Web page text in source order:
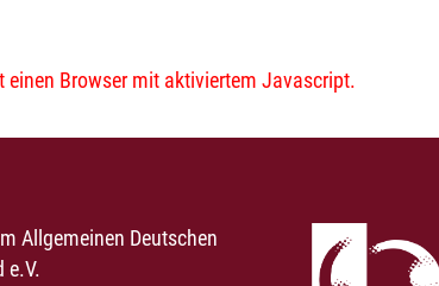
Browser mit aktiviertem Javascript.
Allgemeinen Deutschen
e.V.